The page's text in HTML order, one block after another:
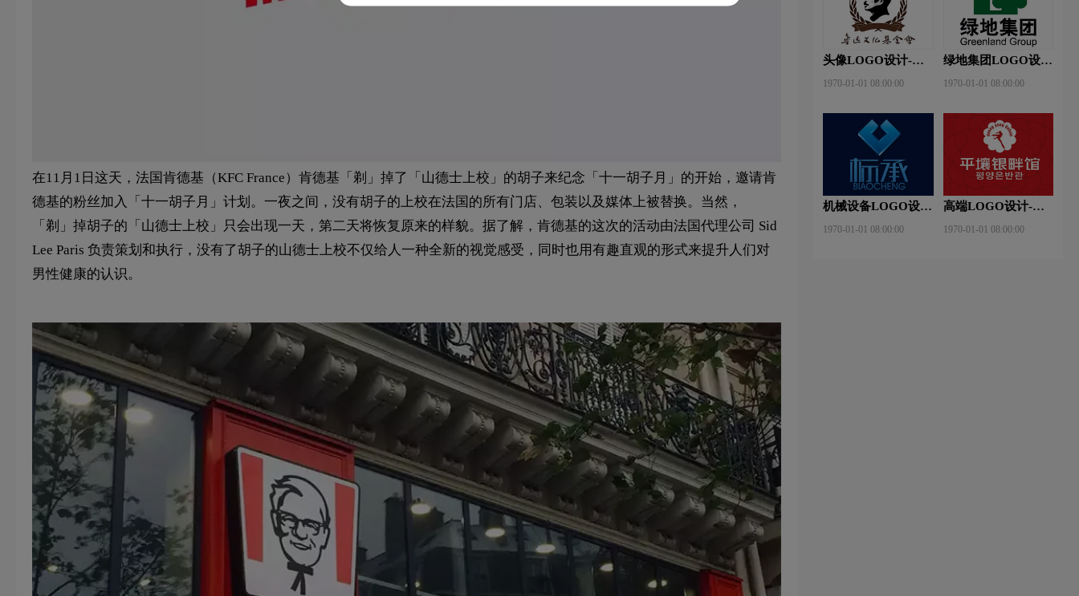
在11月1日这天，法国肯德基（KFC France）肯德基「剃」掉了「山德士上校」的胡子来纪念「十一胡子月」的开始，邀请肯
德基的粉丝加入「十一胡子月」计划。一夜之间，没有胡子的上校在法国的所有门店、包装以及媒体上被替换。当然，
「剃」掉胡子的「山德士上校」只会出现一天，第二天将恢复原来的样貌。据了解，肯德基的这次的活动由法国代理公司 Sid
Lee Paris 负责策划和执行，没有了胡子的山德士上校不仅给人一种全新的视觉感受，同时也用有趣直观的形式来提升人们对
男性健康的认识。
头像LOGO设计-鲁
计
1970-01-01 08:00:00
绿地集团LOGO设
logo设计
1970-01-01 08:00:00
机械设备LOGO设
logo设计
1970-01-01 08:00:00
高端LOGO设计-平
计
1970-01-01 08:00:00